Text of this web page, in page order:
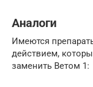
Аналоги
Имеются
действием,
заменить Ветом 1: